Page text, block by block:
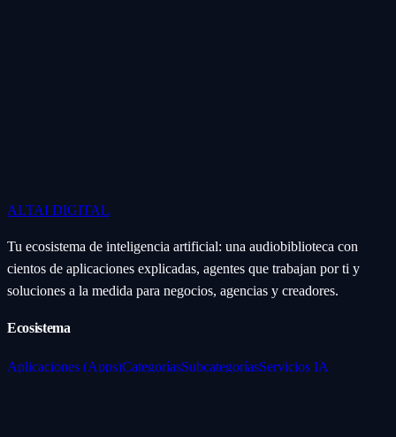
ALTAI DIGITAL
Tu ecosistema de inteligencia artificial: una audiobiblioteca con
cientos de aplicaciones explicadas, agentes que trabajan por ti y
soluciones a la medida para negocios, agencias y creadores.
Ecosistema
Aplicaciones (Apps)CategoríasSubcategoríasServicios IA